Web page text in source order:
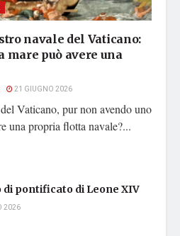
navale del Vaticano:
mare può avere una
21 GIUGNO 2026
Vaticano, pur non avendo uno
una propria flotta navale?...
di pontificato di Leone XIV
2026